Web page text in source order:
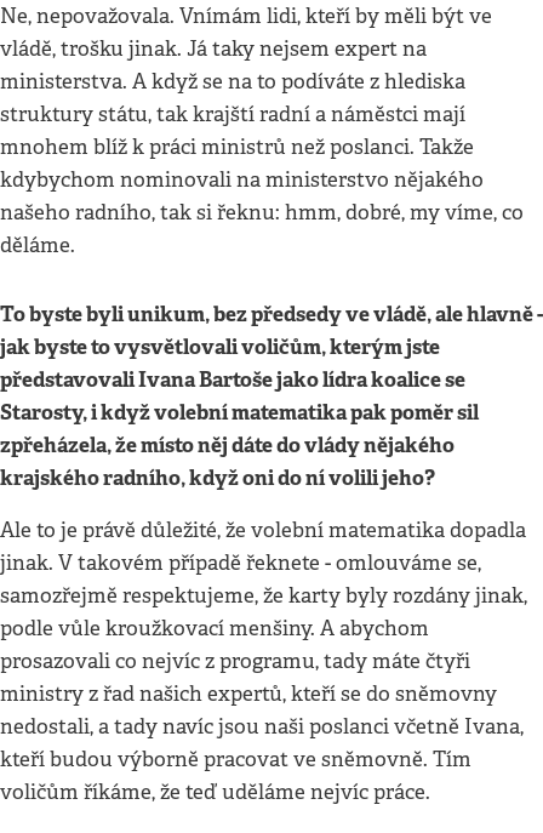
Ne, nepovažovala. Vnímám lidi, kteří by měli být ve
vládě, trošku jinak. Já taky nejsem expert na
ministerstva. A když se na to podíváte z hlediska
struktury státu, tak krajští radní a náměstci mají
mnohem blíž k práci ministrů než poslanci. Takže
kdybychom nominovali na ministerstvo nějakého
našeho radního, tak si řeknu: hmm, dobré, my víme, co
děláme.
To byste byli unikum, bez předsedy ve vládě, ale hlavně -
jak byste to vysvětlovali voličům, kterým jste
představovali Ivana Bartoše jako lídra koalice se
Starosty, i když volební matematika pak poměr sil
zpřeházela, že místo něj dáte do vlády nějakého
krajského radního, když oni do ní volili jeho?
Ale to je právě důležité, že volební matematika dopadla
jinak. V takovém případě řeknete - omlouváme se,
samozřejmě respektujeme, že karty byly rozdány jinak,
podle vůle kroužkovací menšiny. A abychom
prosazovali co nejvíc z programu, tady máte čtyři
ministry z řad našich expertů, kteří se do sněmovny
nedostali, a tady navíc jsou naši poslanci včetně Ivana,
kteří budou výborně pracovat ve sněmovně. Tím
voličům říkáme, že teď uděláme nejvíc práce.